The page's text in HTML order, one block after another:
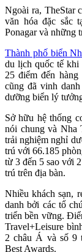
Ngoài ra, TheStar
văn hóa đặc sắc
Ponagar và những
Thành phố biển
du lịch quốc tế khi
25 điểm đến
cũng đã vinh
dưỡng biển lý
Sở hữu hệ thống
nói chung và Nha
trải nghiệm nghỉ
trú với 66.185
từ 3 đến 5 sao với
trú trên địa bàn.
Nhiều khách sạn,
danh bởi các tổ
triển bền vững.
Travel+Leisure
2 châu Á và số 9
Best Awards.